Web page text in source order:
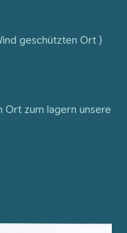
geschützten Ort )
Ort zum lagern unsere